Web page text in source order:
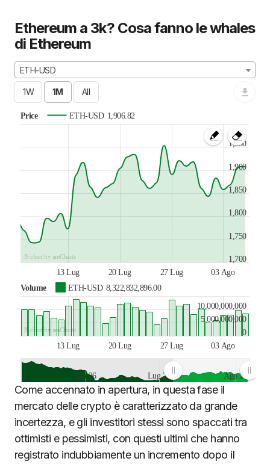
Ethereum a 3k? Cosa fanno le whales
di Ethereum
ETH-USD
Price ETH-USD 1,906.82
13 Lug 20 Lug 27 Lug 03 Ago
1,700
1,750
1,800
1,850
1,900
1,950
JS chart by amCharts
Volume ETH-USD 8,322,832,896.00
13 Lug 20 Lug 27 Lug 03 Ago
0
5,000,000,000
10,000,000,000
JS chart by amCharts
Giu 26 Lug 26 Ago 26
JS chart by amCharts
Come accennato in apertura, in questa fase il
mercato delle crypto è caratterizzato da grande
incertezza, e gli investitori stessi sono spaccati tra
ottimisti e pessimisti, con questi ultimi che hanno
registrato indubbiamente un incremento dopo il